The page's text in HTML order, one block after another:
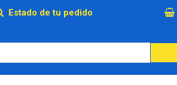
Estado de tu pedido